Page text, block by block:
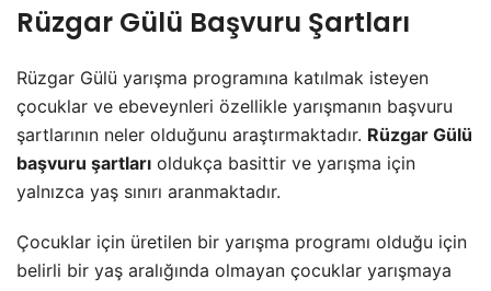
Rüzgar Gülü Başvuru Şartları
Rüzgar Gülü yarışma programına katılmak isteyen
çocuklar ve ebeveynleri özellikle yarışmanın başvuru
şartlarının neler olduğunu araştırmaktadır. Rüzgar Gülü
başvuru şartları oldukça basittir ve yarışma için
yalnızca yaş sınırı aranmaktadır.
Çocuklar için üretilen bir yarışma programı olduğu için
belirli bir yaş aralığında olmayan çocuklar yarışmaya